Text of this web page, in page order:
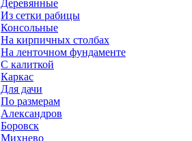
Деревянные
Из сетки рабицы
Консольные
На кирпичных столбах
На ленточном фундаменте
С калиткой
Каркас
Для дачи
По размерам
Александров
Боровск
Михнево